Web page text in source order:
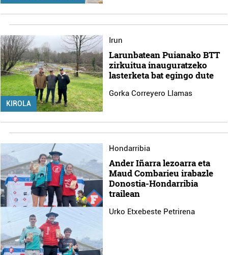
KIROLA
Irun
Larunbatean Puianako BTT
zirkuitua inauguratzeko
lasterketa bat egingo dute
Gorka Correyero Llamas
Hondarribia
Ander Iñarra lezoarra eta
Maud Combarieu irabazle
Donostia-Hondarribia
trailean
Urko Etxebeste Petrirena